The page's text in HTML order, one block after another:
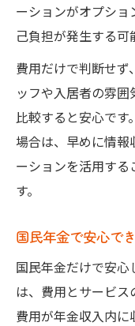
ーションがオプショ
己負担が発生する可
費用だけで判断せず
ッフや入居者の雰
比較すると安心です
場合は、早めに情
ーションを活用す
す。
国民年金で安心で
国民年金だけで安
は、費用とサービス
費用が年金収入内